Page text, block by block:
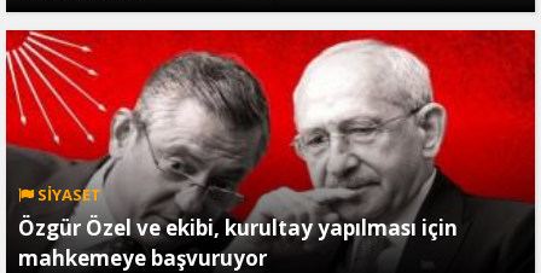
SİYASET
Özgür Özel ve ekibi, kurultay yapılması için
mahkemeye başvuruyor